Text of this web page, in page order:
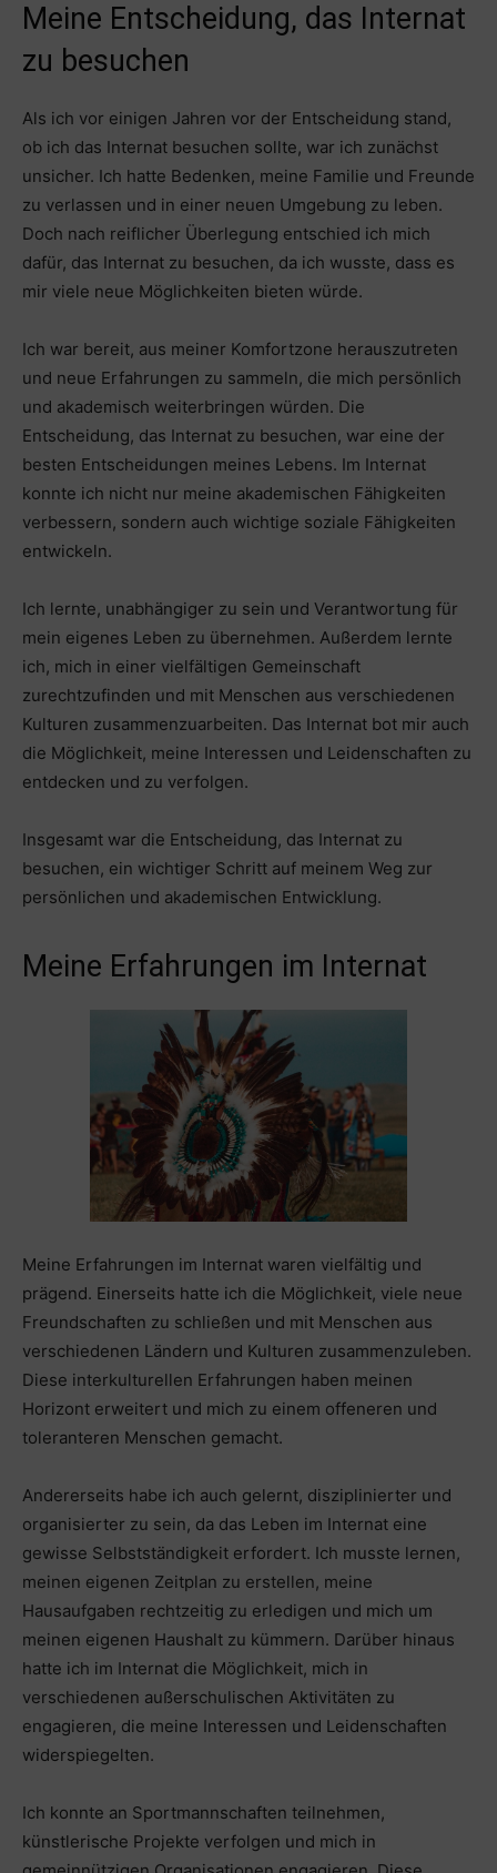
Meine Entscheidung, das Internat
zu besuchen
Als ich vor einigen Jahren vor der Entscheidung stand,
ob ich das Internat besuchen sollte, war ich zunächst
unsicher. Ich hatte Bedenken, meine Familie und Freunde
zu verlassen und in einer neuen Umgebung zu leben.
Doch nach reiflicher Überlegung entschied ich mich
dafür, das Internat zu besuchen, da ich wusste, dass es
mir viele neue Möglichkeiten bieten würde.
Ich war bereit, aus meiner Komfortzone herauszutreten
und neue Erfahrungen zu sammeln, die mich persönlich
und akademisch weiterbringen würden. Die
Entscheidung, das Internat zu besuchen, war eine der
besten Entscheidungen meines Lebens. Im Internat
konnte ich nicht nur meine akademischen Fähigkeiten
verbessern, sondern auch wichtige soziale Fähigkeiten
entwickeln.
Ich lernte, unabhängiger zu sein und Verantwortung für
mein eigenes Leben zu übernehmen. Außerdem lernte
ich, mich in einer vielfältigen Gemeinschaft
zurechtzufinden und mit Menschen aus verschiedenen
Kulturen zusammenzuarbeiten. Das Internat bot mir auch
die Möglichkeit, meine Interessen und Leidenschaften zu
entdecken und zu verfolgen.
Insgesamt war die Entscheidung, das Internat zu
besuchen, ein wichtiger Schritt auf meinem Weg zur
persönlichen und akademischen Entwicklung.
Meine Erfahrungen im Internat
Meine Erfahrungen im Internat waren vielfältig und
prägend. Einerseits hatte ich die Möglichkeit, viele neue
Freundschaften zu schließen und mit Menschen aus
verschiedenen Ländern und Kulturen zusammenzuleben.
Diese interkulturellen Erfahrungen haben meinen
Horizont erweitert und mich zu einem offeneren und
toleranteren Menschen gemacht.
Andererseits habe ich auch gelernt, disziplinierter und
organisierter zu sein, da das Leben im Internat eine
gewisse Selbstständigkeit erfordert. Ich musste lernen,
meinen eigenen Zeitplan zu erstellen, meine
Hausaufgaben rechtzeitig zu erledigen und mich um
meinen eigenen Haushalt zu kümmern. Darüber hinaus
hatte ich im Internat die Möglichkeit, mich in
verschiedenen außerschulischen Aktivitäten zu
engagieren, die meine Interessen und Leidenschaften
widerspiegelten.
Ich konnte an Sportmannschaften teilnehmen,
künstlerische Projekte verfolgen und mich in